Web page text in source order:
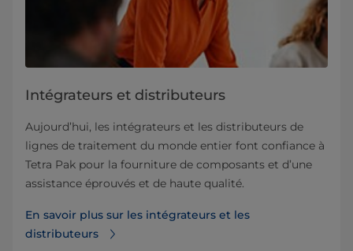
Intégrateurs et distributeurs
Aujourd’hui, les intégrateurs et les distributeurs de
lignes de traitement du monde entier font confiance à
Tetra Pak pour la fourniture de composants et d’une
assistance éprouvés et de haute qualité.
En savoir plus sur les intégrateurs et les
distributeurs